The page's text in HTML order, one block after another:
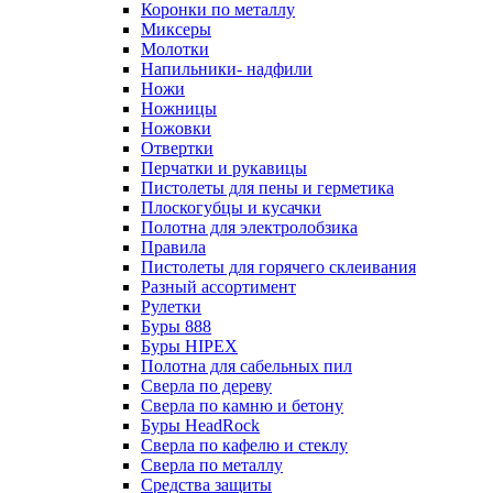
Коронки по металлу
Миксеры
Молотки
Напильники- надфили
Ножи
Ножницы
Ножовки
Отвертки
Перчатки и рукавицы
Пистолеты для пены и герметика
Плоскогубцы и кусачки
Полотна для электролобзика
Правила
Пистолеты для горячего склеивания
Разный ассортимент
Рулетки
Буры 888
Буры HIPEX
Полотна для сабельных пил
Сверла по дереву
Сверла по камню и бетону
Буры HeadRock
Сверла по кафелю и стеклу
Сверла по металлу
Средства защиты